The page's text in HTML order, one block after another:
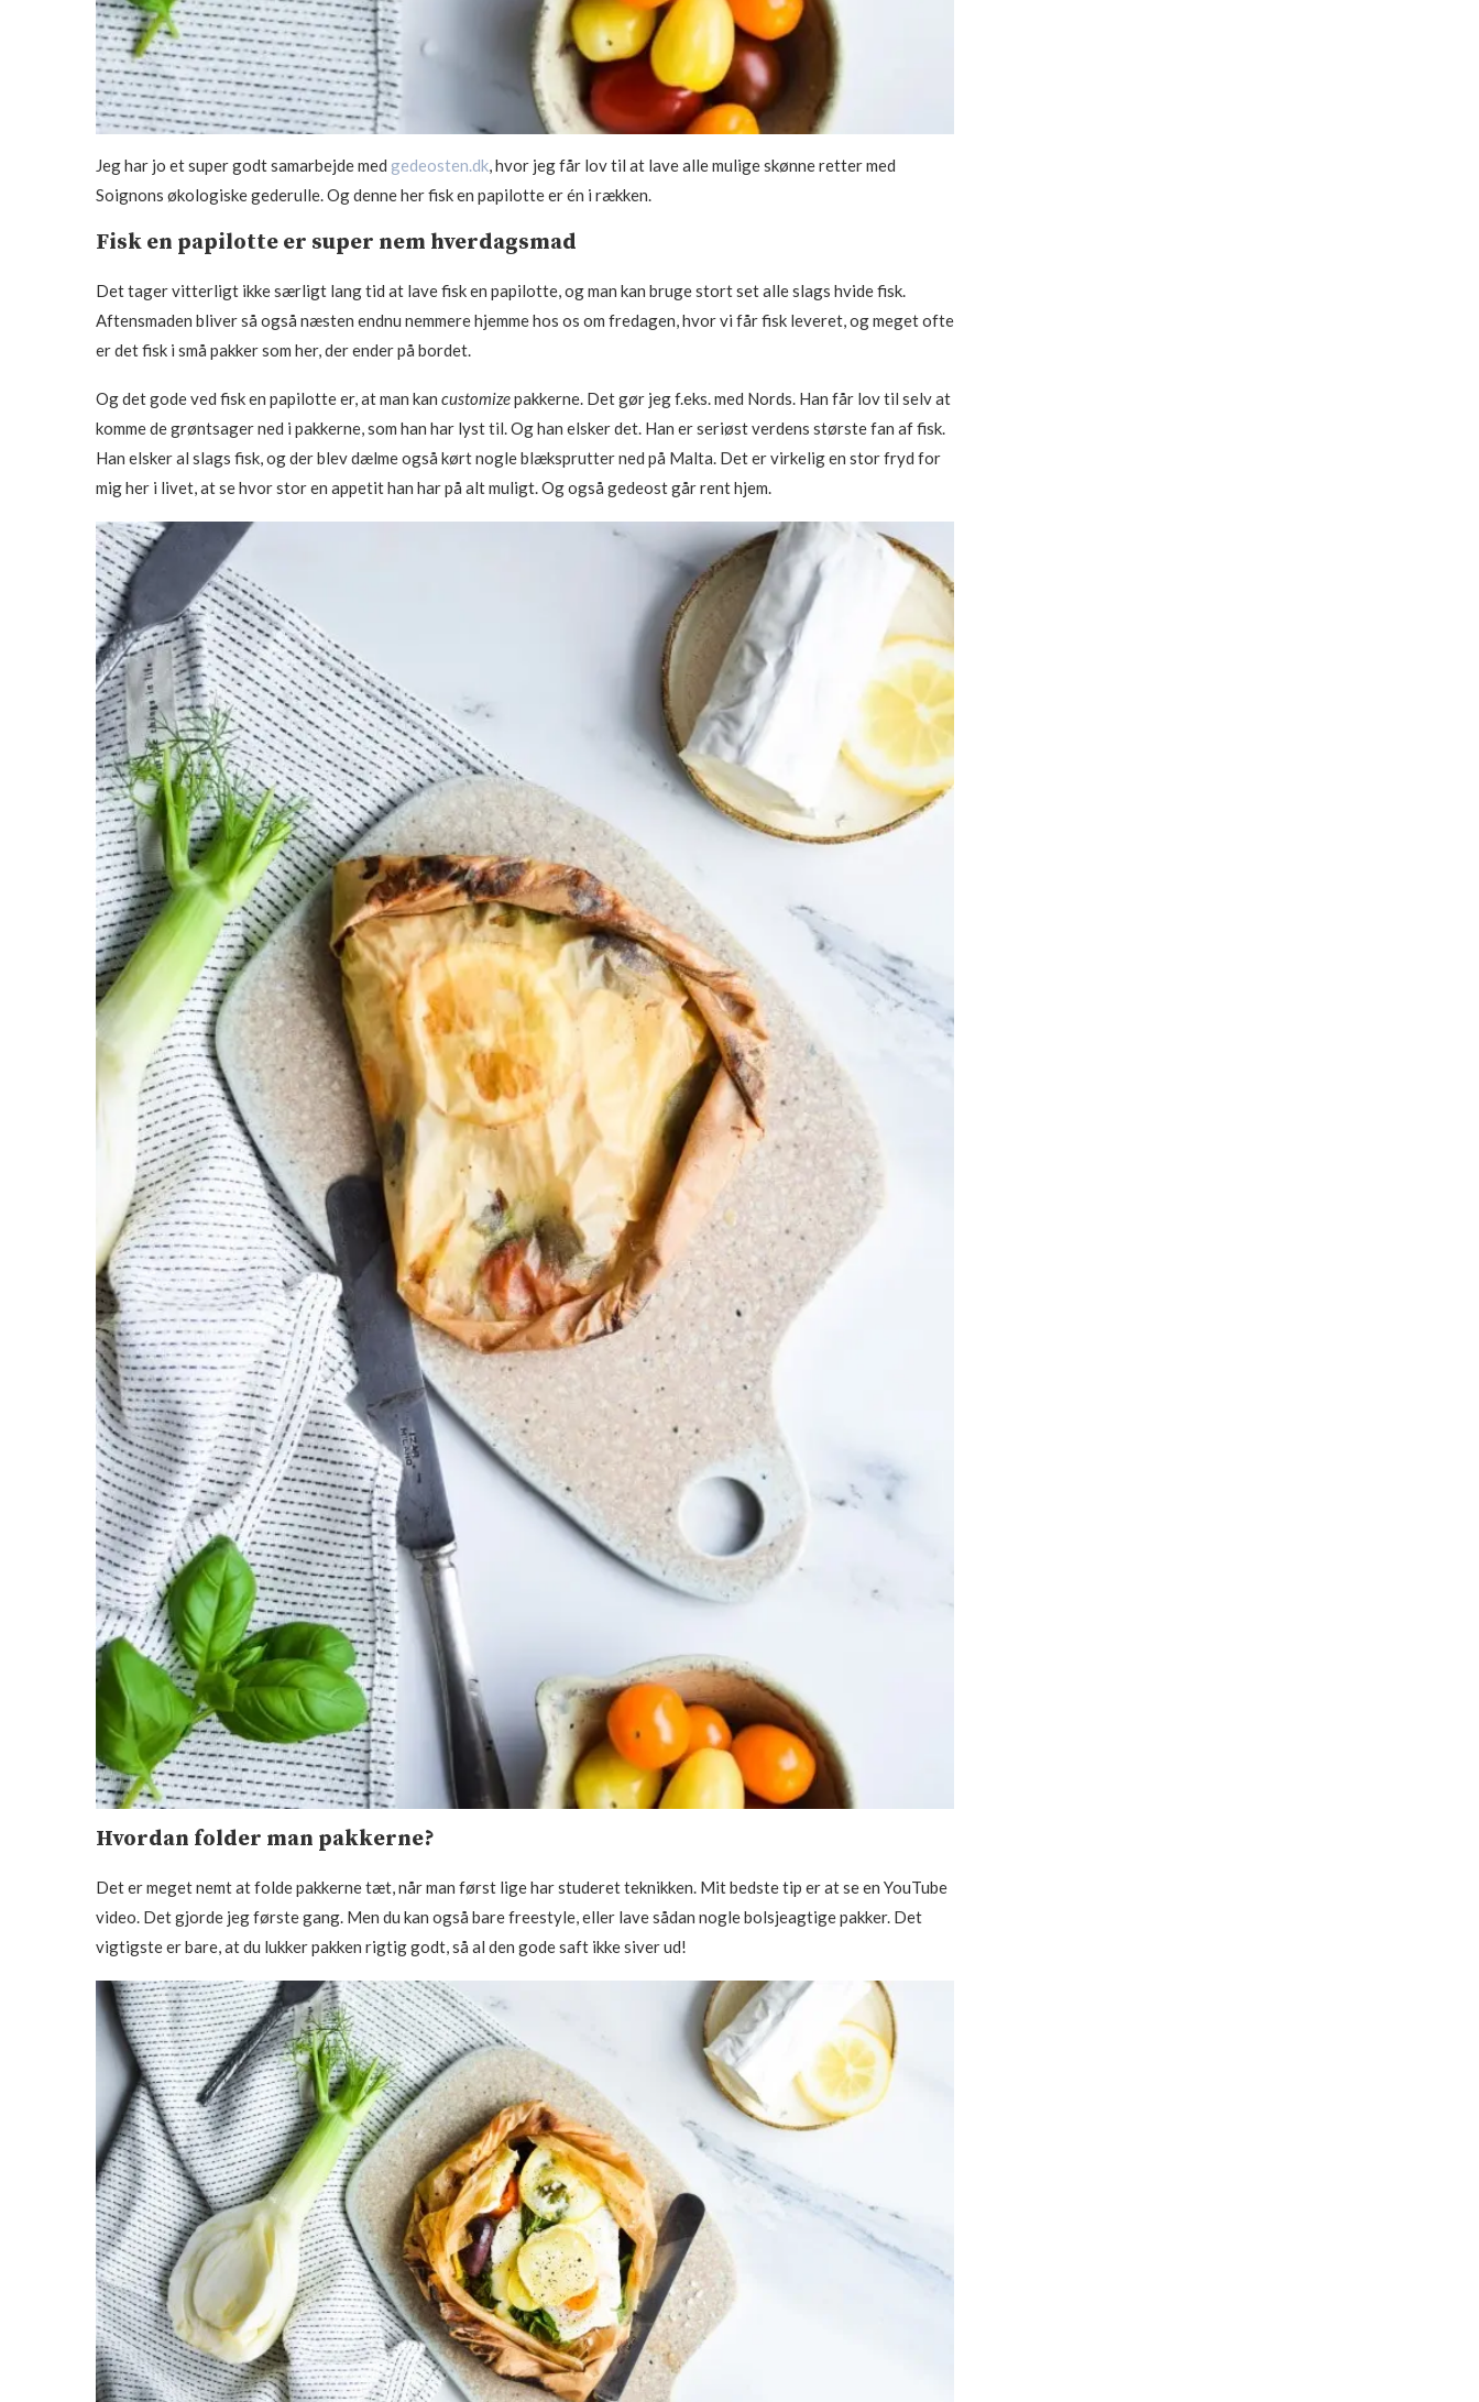
Jeg har jo et super godt samarbejde med gedeosten.dk, hvor jeg får lov til at lave alle mulige skønne retter med
Soignons økologiske gederulle. Og denne her fisk en papilotte er én i rækken.
Fisk en papilotte er super nem hverdagsmad
Det tager vitterligt ikke særligt lang tid at lave fisk en papilotte, og man kan bruge stort set alle slags hvide fisk.
Aftensmaden bliver så også næsten endnu nemmere hjemme hos os om fredagen, hvor vi får fisk leveret, og meget ofte
er det fisk i små pakker som her, der ender på bordet.
Og det gode ved fisk en papilotte er, at man kan customizepakkerne. Det gør jeg f.eks. med Nords. Han får lov til selv at
komme de grøntsager ned i pakkerne, som han har lyst til. Og han elsker det. Han er seriøst verdens største fan af fisk.
Han elsker al slags fisk, og der blev dælme også kørt nogle blæksprutter ned på Malta. Det er virkelig en stor fryd for
mig her i livet, at se hvor stor en appetit han har på alt muligt. Og også gedeost går rent hjem.
Hvordan folder man pakkerne?
Det er meget nemt at folde pakkerne tæt, når man først lige har studeret teknikken. Mit bedste tip er at se en YouTube
video. Det gjorde jeg første gang. Men du kan også bare freestyle, eller lave sådan nogle bolsjeagtige pakker. Det
vigtigste er bare, at du lukker pakken rigtig godt, så al den gode saft ikke siver ud!